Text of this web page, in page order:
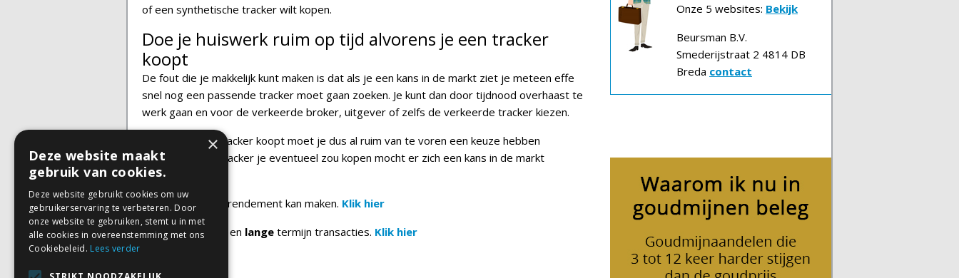
of een synthetische tracker wilt kopen.
Doe je huiswerk ruim op tijd alvorens je een tracker
koopt
De fout die je makkelijk kunt maken is dat als je een kans in de markt ziet je meteen effe
snel nog een passende tracker moet gaan zoeken. Je kunt dan door tijdnood overhaast te
werk gaan en voor de verkeerde broker, uitgever of zelfs de verkeerde tracker kiezen.
Voordat je een tracker koopt moet je dus al ruim van te voren een keuze hebben
gemaakt welke tracker je eventueel zou kopen mocht er zich een kans in de markt
voordoen.
Hoe ik+21% jaarrendement kan maken. Klik hier
Bekijk mijnkorte en lange termijn transacties. Klik hier
Onze 5 websites: Bekijk
Beursman B.V.
Smederijstraat 2 4814 DB
Breda contact
×
Deze website maakt
gebruik van cookies.
Deze website gebruikt cookies om uw
gebruikerservaring te verbeteren. Door
onze website te gebruiken, stemt u in met
alle cookies in overeenstemming met ons
Cookiebeleid. Lees verder